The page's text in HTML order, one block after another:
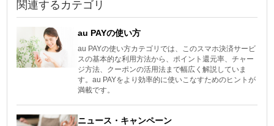
関連するカテゴリ
au PAYの使い方
au PAYの使い方カテゴリでは、このスマホ決済サービ
スの基本的な利用方法から、ポイント還元率、チャー
ジ方法、クーポンの活用法まで幅広く解説していま
す。au PAYをより効率的に使いこなすためのヒントが
満載です。
ニュース・キャンペーン